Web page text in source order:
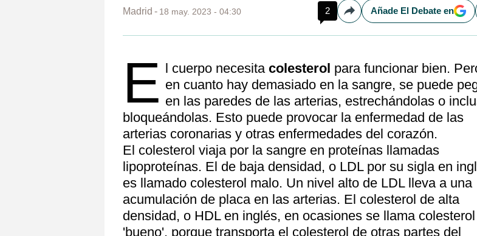
Madrid 18 may. 2023 - 04:30 2 CompartirAñade El Debate en
E l cuerpo necesitacolesterol para funcionar bien.
en cuanto hay demasiado en la sangre, se puede
en las paredes de las arterias, estrechándolas o
bloqueándolas. Esto puede provocar la enfermedad de las
arterias coronarias y otras enfermedades del corazón.
El colesterol viaja por la sangre en proteínas llamadas
lipoproteínas. El de baja densidad, o LDL por su sigla en
es llamado colesterol malo. Un nivel alto de LDL lleva a una
acumulación de placa en las arterias. El colesterol de alta
densidad, o HDL en inglés, en ocasiones se llama colesterol
'bueno', porque transporta el colesterol de otras partes del